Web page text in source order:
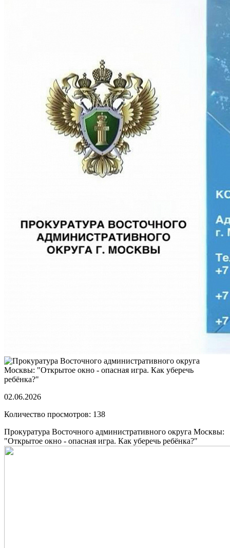
02.06.2026
Количество просмотров: 138
Прокуратура Восточного административного округа Москвы:
"Открытое окно - опасная игра. Как уберечь ребёнка?"